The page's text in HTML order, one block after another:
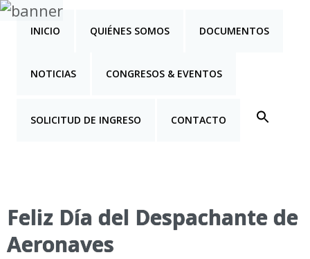
INICIO QUIÉNES SOMOS DOCUMENTOS
NOTICIAS CONGRESOS & EVENTOS
SOLICITUD DE INGRESO CONTACTO
Feliz Día del Despachante de
Aeronaves